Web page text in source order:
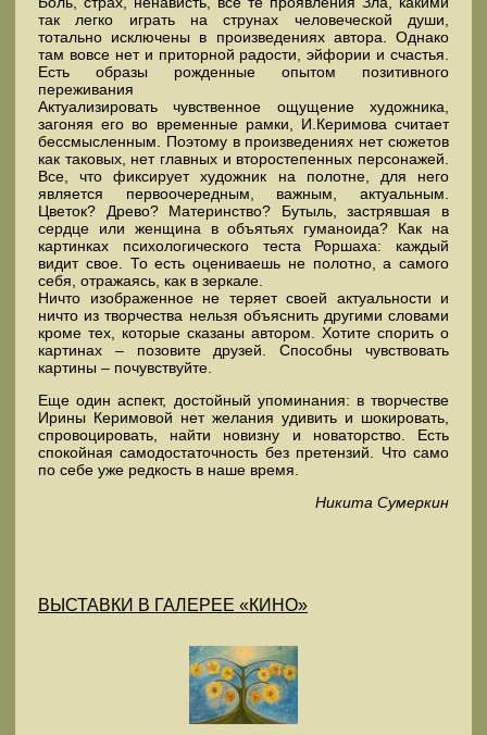
так легко играть на струнах человеческой души,
тотально исключены в произведениях автора. Однако
там вовсе нет и приторной радости, эйфории и счастья.
Есть образы рожденные опытом позитивного
переживания
Актуализировать чувственное ощущение художника,
загоняя его во временные рамки, И.Керимова считает
бессмысленным. Поэтому в произведениях нет сюжетов
как таковых, нет главных и второстепенных персонажей.
Все, что фиксирует художник на полотне, для него
является первоочередным, важным, актуальным.
Цветок? Древо? Материнство? Бутыль, застрявшая в
сердце или женщина в объятьях гуманоида? Как на
картинках психологического теста Роршаха: каждый
видит свое. То есть оцениваешь не полотно, а самого
себя, отражаясь, как в зеркале.
Ничто изображенное не теряет своей актуальности и
ничто из творчества нельзя объяснить другими словами
кроме тех, которые сказаны автором. Хотите спорить о
картинах – позовите друзей. Способны чувствовать
картины – почувствуйте.
Еще один аспект, достойный упоминания: в творчестве
Ирины Керимовой нет желания удивить и шокировать,
спровоцировать, найти новизну и новаторство. Есть
спокойная самодостаточность без претензий. Что само
по себе уже редкость в наше время.
Никита Сумеркин
ВЫСТАВКИ В ГАЛЕРЕЕ «КИНО»